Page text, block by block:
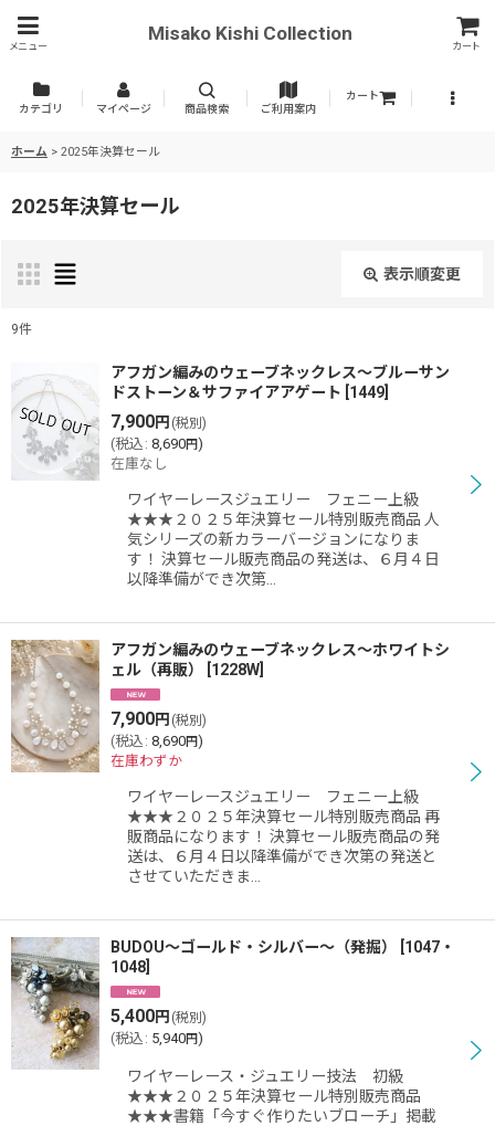
メニュー
Misako Kishi Collection
カート
カテゴリ マイページ 商品検索 ご利用案内
カート
ホーム > 2025年決算セール
2025年決算セール
表示順変更
並び順:
絞り込む
9件
アフガン編みのウェーブネックレス〜ブルーサン
ドストーン＆サファイアアゲート 1449
7,900円 (税別)
(税込 : 8,690円)
在庫なし
ワイヤーレースジュエリー フェニー上級
★★★２０２５年決算セール特別販売商品 人
気シリーズの新カラーバージョンになりま
す！ 決算セール販売商品の発送は、６月４日
以降準備ができ次第…
アフガン編みのウェーブネックレス〜ホワイトシ
ェル（再販）
1228W
7,900円 (税別)
(税込 : 8,690円)
在庫わずか
ワイヤーレースジュエリー フェニー上級
★★★２０２５年決算セール特別販売商品 再
販商品になります！ 決算セール販売商品の発
送は、６月４日以降準備ができ次第の発送と
させていただきま…
BUDOU〜ゴールド・シルバー〜（発掘）
1047・
1048
5,400円 (税別)
(税込 : 5,940円)
ワイヤーレース・ジュエリー技法 初級
★★★２０２５年決算セール特別販売商品
★★★書籍「今すぐ作りたいブローチ」掲載